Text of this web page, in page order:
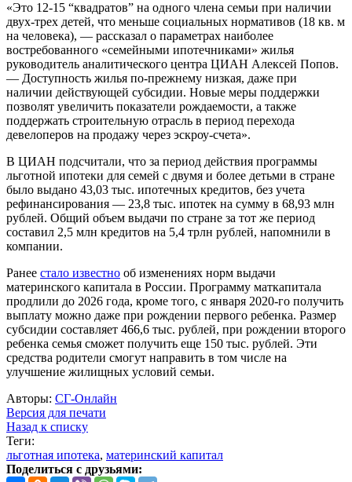
«Это 12-15 “квадратов” на одного члена семьи при наличии
двух-трех детей, что меньше социальных нормативов (18 кв. м
на человека), — рассказал о параметрах наиболее
востребованного «семейными ипотечниками» жилья
руководитель аналитического центра ЦИАН Алексей Попов.
— Доступность жилья по-прежнему низкая, даже при
наличии действующей субсидии. Новые меры поддержки
позволят увеличить показатели рождаемости, а также
поддержать строительную отрасль в период перехода
девелоперов на продажу через эскроу-счета».
В ЦИАН подсчитали, что за период действия программы
льготной ипотеки для семей с двумя и более детьми в стране
было выдано 43,03 тыс. ипотечных кредитов, без учета
рефинансирования — 23,8 тыс. ипотек на сумму в 68,93 млн
рублей. Общий объем выдачи по стране за тот же период
составил 2,5 млн кредитов на 5,4 трлн рублей, напомнили в
компании.
Ранее стало известно об изменениях норм выдачи
материнского капитала в России. Программу маткапитала
продлили до 2026 года, кроме того, с января 2020-го получить
выплату можно даже при рождении первого ребенка. Размер
субсидии составляет 466,6 тыс. рублей, при рождении второго
ребенка семья сможет получить еще 150 тыс. рублей. Эти
средства родители смогут направить в том числе на
улучшение жилищных условий семьи.
Авторы: СГ-Онлайн
Версия для печати
Назад к списку
Теги:
льготная ипотека, материнский капитал
Поделиться с друзьями: